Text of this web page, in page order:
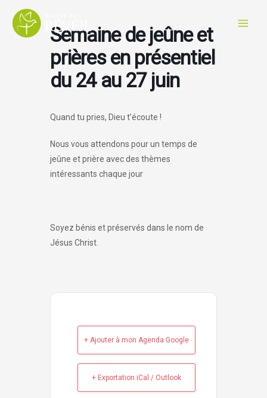
contenu
Semaine de jeûne et
prières en présentiel
du 24 au 27 juin
Quand tu pries, Dieu t’écoute !
Nous vous attendons pour un temps de
jeûne et prière avec des thèmes
intéressants chaque jour
Soyez bénis et préservés dans le nom de
Jésus Christ.
+ Ajouter à mon Agenda Google
+ Exportation iCal / Outlook